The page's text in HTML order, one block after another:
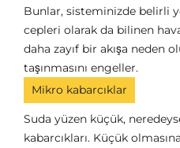
Bunlar, sisteminizde belirli
cepleri olarak da bilinen
daha zayıf bir akışa neden
taşınmasını engeller.
Mikro kabarcıklar
Suda yüzen küçük,
kabarcıkları. Küçük